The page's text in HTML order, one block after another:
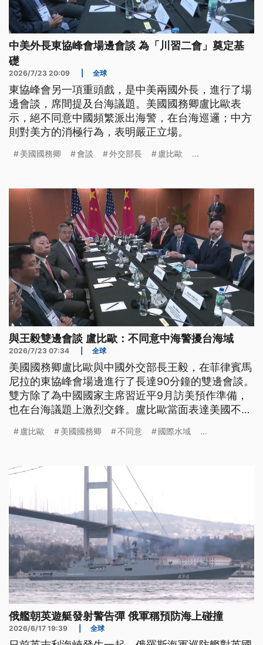
中美外長東協峰會場邊會談 為「川習二會」奠定基
礎
2026/7/23 20:09 全球
東協峰會另一項重頭戲，是中美兩國外長，進行了場
邊會談，席間提及台海議題。美國國務卿盧比歐表
示，絕不同意中國頻繁派出海警，在台海巡邏；中方
則對美方的消極行為，表明嚴正立場。
美國國務卿 會談 外交部長 盧比歐 ...
與王毅雙邊會談 盧比歐：不同意中海警擾台海域
2026/7/23 07:34 全球
美國國務卿盧比歐與中國外交部長王毅，在菲律賓馬
尼拉的東協峰會場邊進行了長達90分鐘的雙邊會談。
雙方除了為中國國家主席習近平9月訪美預作準備，
也在台海議題上激烈交鋒。盧比歐當面表達美國不同
穩定；此外，盧比歐也針對對台軍售延宕問題做出回
慎管控爭議，避免引發全球災難性的衝突。
盧比歐 美國國務卿 不同意 國際水域 ...
俄艦朝英遊艇發射警告彈 俄軍稱預防海上碰撞
2026/6/17 19:39 全球